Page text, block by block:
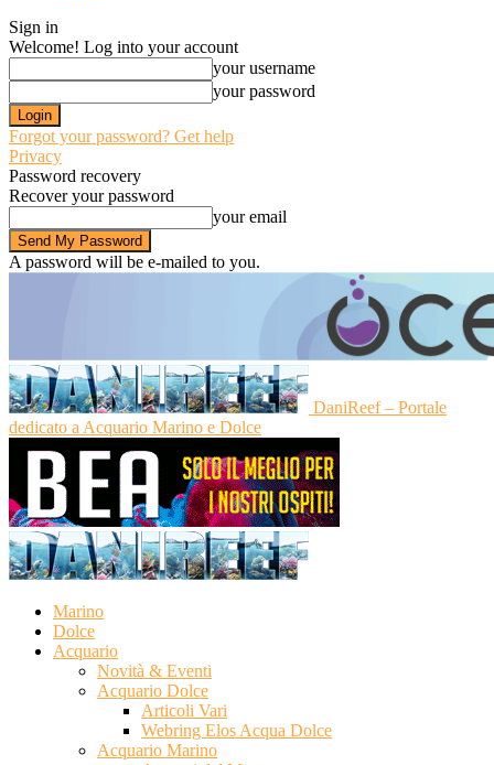
Sign in
Welcome! Log into your account
your username
your password
Forgot your password? Get help
Privacy
Password recovery
Recover your password
your email
A password will be e-mailed to you.
DaniReef – Portale
dedicato a Acquario Marino e Dolce
Marino
Dolce
Acquario
Novità & Eventi
Acquario Dolce
Articoli Vari
Webring Elos Acqua Dolce
Acquario Marino